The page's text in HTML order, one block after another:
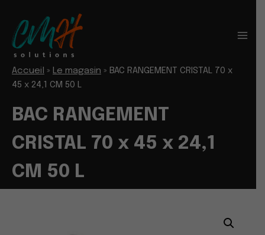
contenu
Accueil » Le magasin » BAC RANGEMENT CRISTAL 70 x
45 x 24,1 CM 50 L
BAC RANGEMENT
CRISTAL 70 x 45 x 24,1
CM 50 L